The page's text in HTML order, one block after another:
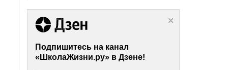
Подпишитесь на канал
«ШколаЖизни.ру» в Дзене!